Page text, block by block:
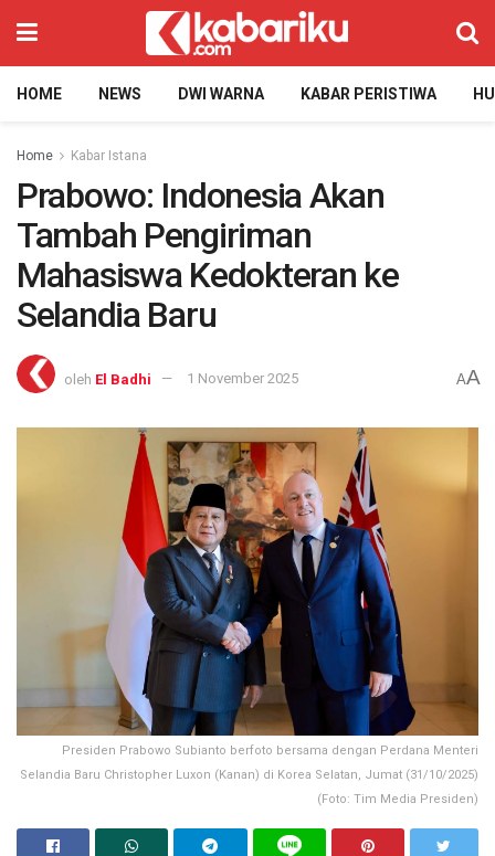
HOME NEWS DWI WARNA KABAR PERISTIWA
Home Kabar Istana
Prabowo: Indonesia Akan
Tambah Pengiriman
Mahasiswa Kedokteran ke
Selandia Baru
oleh El Badhi 1 November 2025 AA
Presiden Prabowo Subianto berfoto bersama dengan Perdana Menteri
Selandia Baru Christopher Luxon (Kanan) di Korea Selatan, Jumat (31/10/2025)
(Foto: Tim Media Presiden)